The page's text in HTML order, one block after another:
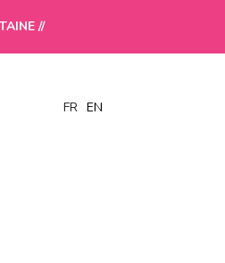
//
FR EN